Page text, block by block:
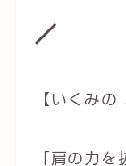
／
【いくみの
「肩の力